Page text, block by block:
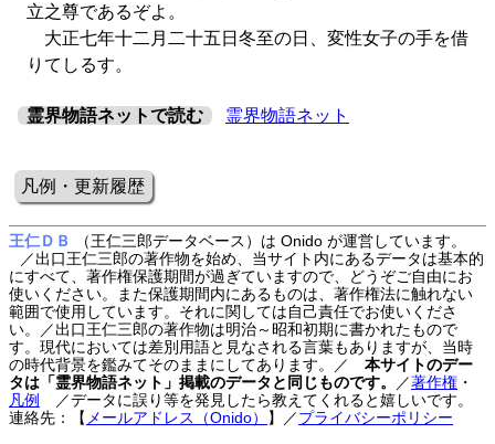
立之尊であるぞよ。
大正七年十二月二十五日冬至の日、変性女子の手を借
りてしるす。
霊界物語ネットで読む 霊界物語ネット
凡例・更新履歴
王仁ＤＢ
（王仁三郎データベース）は Onido が運営しています。
／出口王仁三郎の著作物を始め、当サイト内にあるデータは基本的
にすべて、著作権保護期間が過ぎていますので、どうぞご自由にお
使いください。また保護期間内にあるものは、著作権法に触れない
範囲で使用しています。それに関しては自己責任でお使いくださ
い。／出口王仁三郎の著作物は明治～昭和初期に書かれたもので
す。現代においては差別用語と見なされる言葉もありますが、当時
の時代背景を鑑みてそのままにしてあります。／ 本サイトのデー
タは「霊界物語ネット」掲載のデータと同じものです。
／著作権 ・
凡例 ／データに誤り等を発見したら教えてくれると嬉しいです。
連絡先：【 メールアドレス（Onido） 】 ／プライバシーポリシー